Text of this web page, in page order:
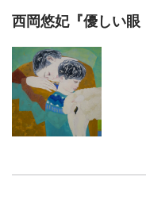
西岡悠妃『優しい